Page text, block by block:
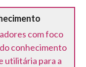
com foco
conhecimento
utilitária para a